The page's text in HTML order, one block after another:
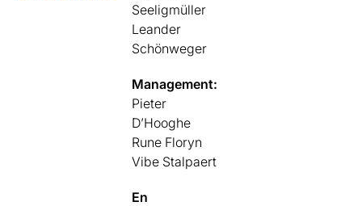
Seeligmüller
Leander
Schönweger
Management:
Pieter
D’Hooghe
Rune Floryn
Vibe Stalpaert
En